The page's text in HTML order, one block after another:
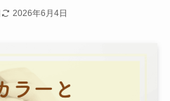
2026年6月4日